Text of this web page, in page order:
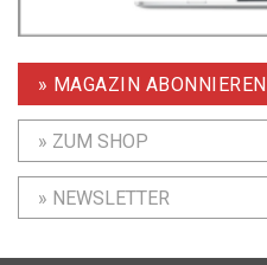
» MAGAZIN ABONNIEREN
» ZUM SHOP
» NEWSLETTER